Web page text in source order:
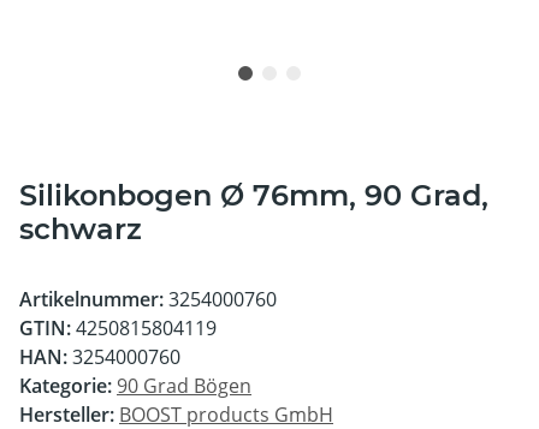
Silikonbogen Ø 76mm, 90 Grad,
schwarz
Artikelnummer:3254000760
GTIN:4250815804119
HAN:3254000760
Kategorie: 90 Grad Bögen
Hersteller: BOOST products GmbH